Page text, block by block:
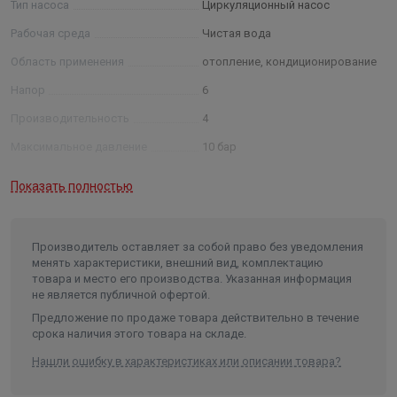
Тип насоса Циркуляционный насос
Рабочая среда Чистая вода
Область применения отопление, кондиционирование
Напор 6
4
10 бар
Максимальная температура
жидкости
110°C
Минимальная температура
жидкости
-10°C
Показать полностью
Производитель оставляет за собой право без уведомления
менять характеристики, внешний вид, комплектацию
товара и место его производства. Указанная информация
не является публичной офертой.
Предложение по продаже товара действительно в течение
срока наличия этого товара на складе.
Нашли ошибку в характеристиках или описании товара?